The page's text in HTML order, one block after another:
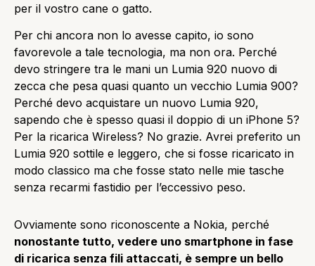
per il vostro cane o gatto.
Per chi ancora non lo avesse capito, io sono
favorevole a tale tecnologia, ma non ora. Perché
devo stringere tra le mani un Lumia 920 nuovo di
zecca che pesa quasi quanto un vecchio Lumia 900?
Perché devo acquistare un nuovo Lumia 920,
sapendo che è spesso quasi il doppio di un iPhone 5?
Per la ricarica Wireless? No grazie. Avrei preferito un
Lumia 920 sottile e leggero, che si fosse ricaricato in
modo classico ma che fosse stato nelle mie tasche
senza recarmi fastidio per l’eccessivo peso.
Ovviamente sono riconoscente a Nokia, perché
nonostante tutto, vedere uno smartphone in fase
di ricarica senza fili attaccati, è sempre un bello